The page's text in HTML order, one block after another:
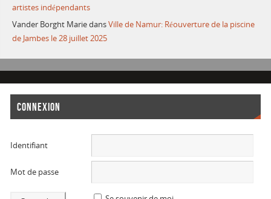
artistes indépendants
Vander Borght MariedansVille de Namur: Réouverture de la piscine
de Jambes le 28 juillet 2025
CONNEXION
Identifiant
Mot de passe